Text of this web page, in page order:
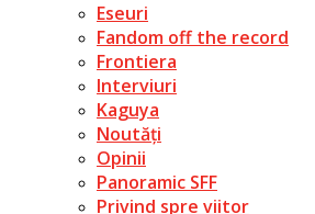
Eseuri
Fandom off the record
Frontiera
Interviuri
Kaguya
Noutăți
Opinii
Panoramic SFF
Privind spre viitor